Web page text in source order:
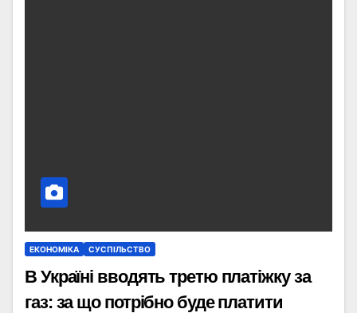
ЕКОНОМІКА СУСПІЛЬСТВО
В Україні вводять третю платіжку за
газ: за що потрібно буде платити